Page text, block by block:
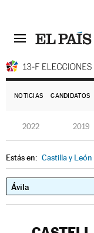
NOTICIAS CANDIDATOS
2022 2019
Estás en: Castilla y León